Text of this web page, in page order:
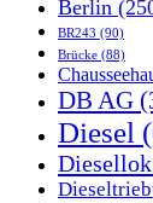
Berlin
BR243 (90)
Brücke (88)
DB AG
Diesel
Diesellok